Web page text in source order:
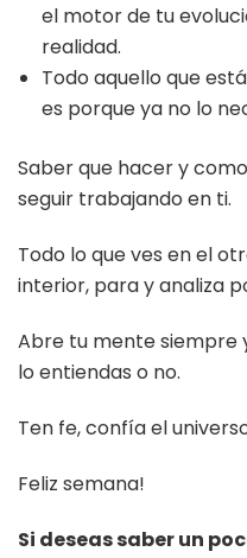
el motor de tu
realidad.
Todo aquello que
es porque ya no lo
Saber que hacer y
seguir trabajando en ti.
Todo lo que ves en el
interior, para y analiza
Abre tu mente siempre
lo entiendas o no.
Ten fe, confía el
Feliz semana!
Si deseas saber un